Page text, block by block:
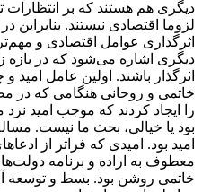
دیگری هم هستند که بر انتظارات
لزوما اقتصادی نیستند. بنابراین
اثرگذاری عوامل اقتصادی و
دیگری اشاره می‌شود که در بازه
اثرگذار باشند. اولین عامل
خاتمی و روحانی هنگامی که در
را ایجاد کردند که موجب امید
بود یا خیالی، بحث ما نیست.
امید بود. امیدی که فراتر از
معطوف به اراده و برنامه
خاتمی روشن بود. بسط و توسعه